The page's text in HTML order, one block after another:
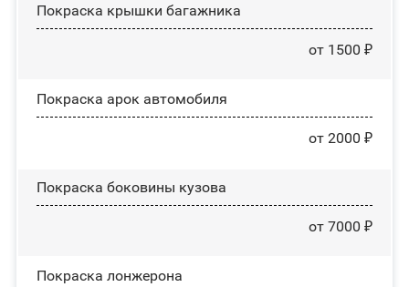
Покраска крышки багажника
от 1500 ₽
Покраска арок автомобиля
от 2000 ₽
Покраска боковины кузова
от 7000 ₽
Покраска лонжерона